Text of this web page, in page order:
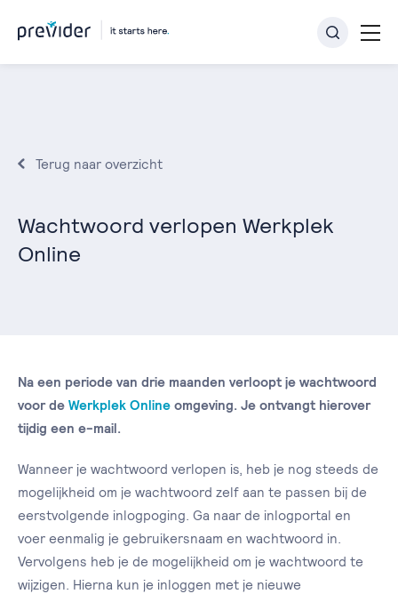
Terug naar overzicht
Wachtwoord verlopen Werkplek
Online
Na een periode van drie maanden verloopt je wachtwoord
voor de Werkplek Online omgeving. Je ontvangt hierover
tijdig een e-mail.
Wanneer je wachtwoord verlopen is, heb je nog steeds de
mogelijkheid om je wachtwoord zelf aan te passen bij de
eerstvolgende inlogpoging. Ga naar de inlogportal en
voer eenmalig je gebruikersnaam en wachtwoord in.
Vervolgens heb je de mogelijkheid om je wachtwoord te
wijzigen. Hierna kun je inloggen met je nieuwe